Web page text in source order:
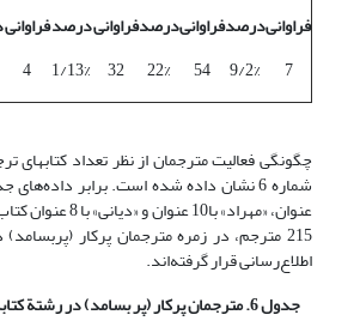
فراوانیدرصدفراوانیدرصدفراوانیدرصدفراوانی
7
9/2%
54
22%
32
1/13%
4
چگونگی فعالیت مترجمان از نظر تعداد
عنوان، «مهراد» با10
215 مترجم، در زمره مترجمان پرکار
اطلاع‌رسانی قرار گرفته‌اند.
جدول 6. مترجمان پرکار (پر بسامد) در رشتة کتابداری و اطلاع‌رسانی